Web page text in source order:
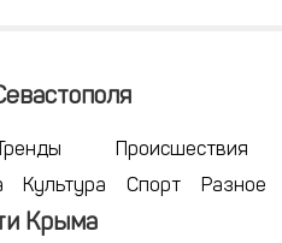
Тренды
Происшествия
Культура Спорт Разное
Крыма